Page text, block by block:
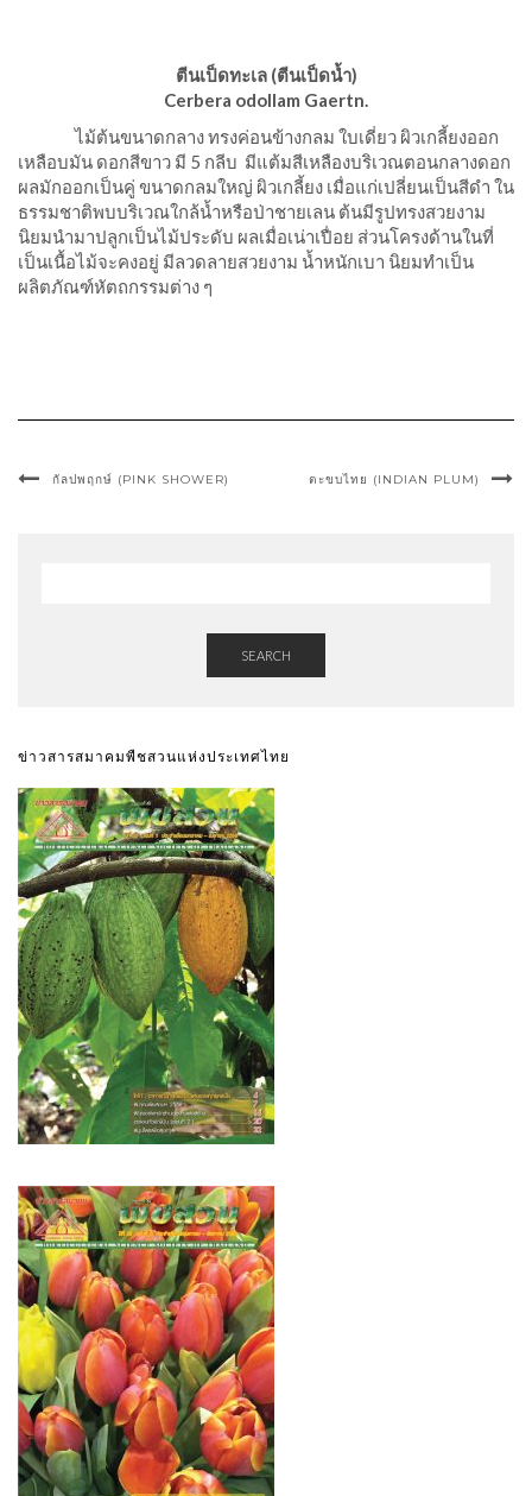
ตีนเป็ดทะเล (ตีนเป็ดน้ำ)
Cerbera odollam Gaertn.
ไม้ต้นขนาดกลาง ทรงค่อนข้างกลม ใบเดี่ยว ผิวเกลี้ยงออก
เหลือบมัน ดอกสีขาว มี 5 กลีบ มีแต้มสีเหลืองบริเวณตอนกลางดอก
ผลมักออกเป็นคู่ ขนาดกลมใหญ่ ผิวเกลี้ยง เมื่อแก่เปลี่ยนเป็นสีดำ ใน
ธรรมชาติพบบริเวณใกล้น้ำหรือป่าชายเลน ต้นมีรูปทรงสวยงาม
นิยมนำมาปลูกเป็นไม้ประดับ ผลเมื่อเน่าเปื่อย ส่วนโครงด้านในที่
เป็นเนื้อไม้จะคงอยู่ มีลวดลายสวยงาม น้ำหนักเบา นิยมทำเป็น
ผลิตภัณฑ์หัตถกรรมต่าง ๆ
กัลปพฤกษ์ (PINK SHOWER) ตะขบไทย (INDIAN PLUM)
SEARCH
ข่าวสารสมาคมพืชสวนแห่งประเทศไทย